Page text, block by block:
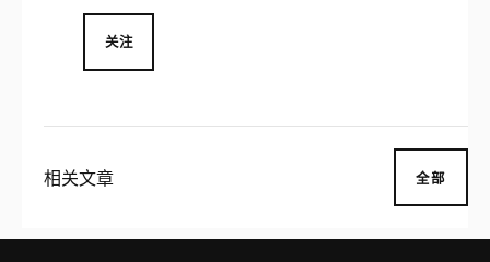
去油污喷雾和免洗去油污湿巾两款产品，主打 100%
植物萃取、0有害化学物质添加，并在包装上采用了 1
00%环保材料。
关注
相关文章 全部